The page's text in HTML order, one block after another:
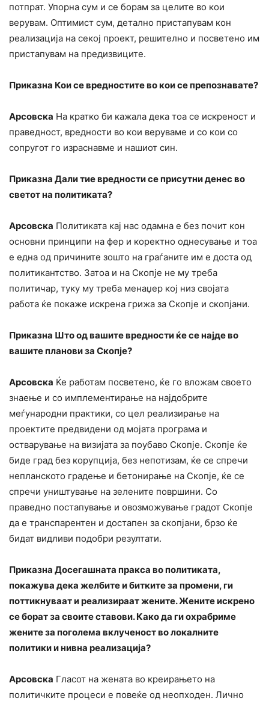
потпрат. Упорна сум и се борам за целите во кои
верувам. Оптимист сум, детално пристапувам кон
реализација на секој проект, решително и посветено им
пристапувам на предизвиците.
Приказна Кои се вредностите во кои се препознавате?
Арсовска На кратко би кажала дека тоа се искреност и
праведност, вредности во кои веруваме и со кои со
сопругот го израснавме и нашиот син.
Приказна Дали тие вредности се присутни денес во
светот на политиката?
Арсовска Политиката кај нас одамна е без почит кон
основни принципи на фер и коректно однесување и тоа
е една од причините зошто на граѓаните им е доста од
политикантство. Затоа и на Скопје не му треба
политичар, туку му треба менаџер кој низ својата
работа ќе покаже искрена грижа за Скопје и скопјани.
Приказна Што од вашите вредности ќе се најде во
вашите планови за Скопје?
Арсовска Ќе работам посветено, ќе го вложам своето
знаење и со имплементирање на најдобрите
меѓународни практики, со цел реализирање на
проектите предвидени од мојата програма и
остварување на визијата за поубаво Скопје. Скопје ќе
биде град без корупција, без непотизам, ќе се спречи
непланското градење и бетонирање на Скопје, ќе се
спречи уништување на зелените површини. Со
праведно постапување и овозможување градот Скопје
да е транспарентен и достапен за скопјани, брзо ќе
бидат видливи подобри резултати.
Приказна Досегашната пракса во политиката,
покажува дека желбите и битките за промени, ги
поттикнуваат и реализираат жените. Жените искрено
се борат за своите ставови. Како да ги охрабриме
жените за поголема вклученост во локалните
политики и нивна реализација?
Арсовска Гласот на жената во креирањето на
политичките процеси е повеќе од неопходен. Лично